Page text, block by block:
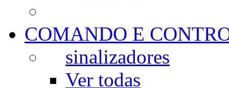
COMANDO E
sinalizadores
Ver todas